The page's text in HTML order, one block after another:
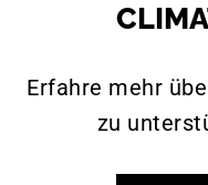
Erfahre mehr
zu